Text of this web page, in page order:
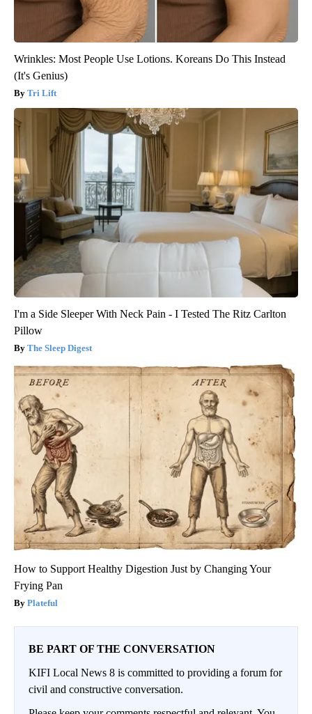
Wrinkles: Most People Use Lotions. Koreans Do This Instead
(It's Genius)
Tri Lift
I'm a Side Sleeper With Neck Pain - I Tested The Ritz Carlton
Pillow
The Sleep Digest
How to Support Healthy Digestion Just by Changing Your
Frying Pan
Plateful
BE PART OF THE CONVERSATION
KIFI Local News 8 is committed to providing a forum for
civil and constructive conversation.